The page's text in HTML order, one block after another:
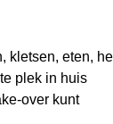
kletsen, eten,
plek in huis
over kunt